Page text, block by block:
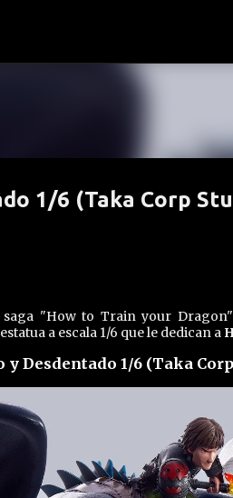
1/6 (Taka Corp
"How to Train your
a escala 1/6 que le dedican a
y Desdentado 1/6 (Taka